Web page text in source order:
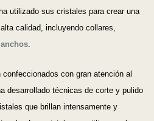
utilizado sus cristales para crear una
calidad, incluyendo collares,
con gran atención al
desarrollado técnicas de corte y pulido
que brillan intensamente y